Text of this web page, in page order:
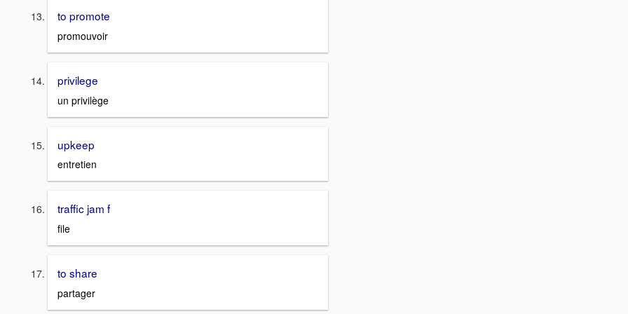
to promote
promouvoir
privilege
un privilège
upkeep
entretien
traffic jam f
file
to share
partager